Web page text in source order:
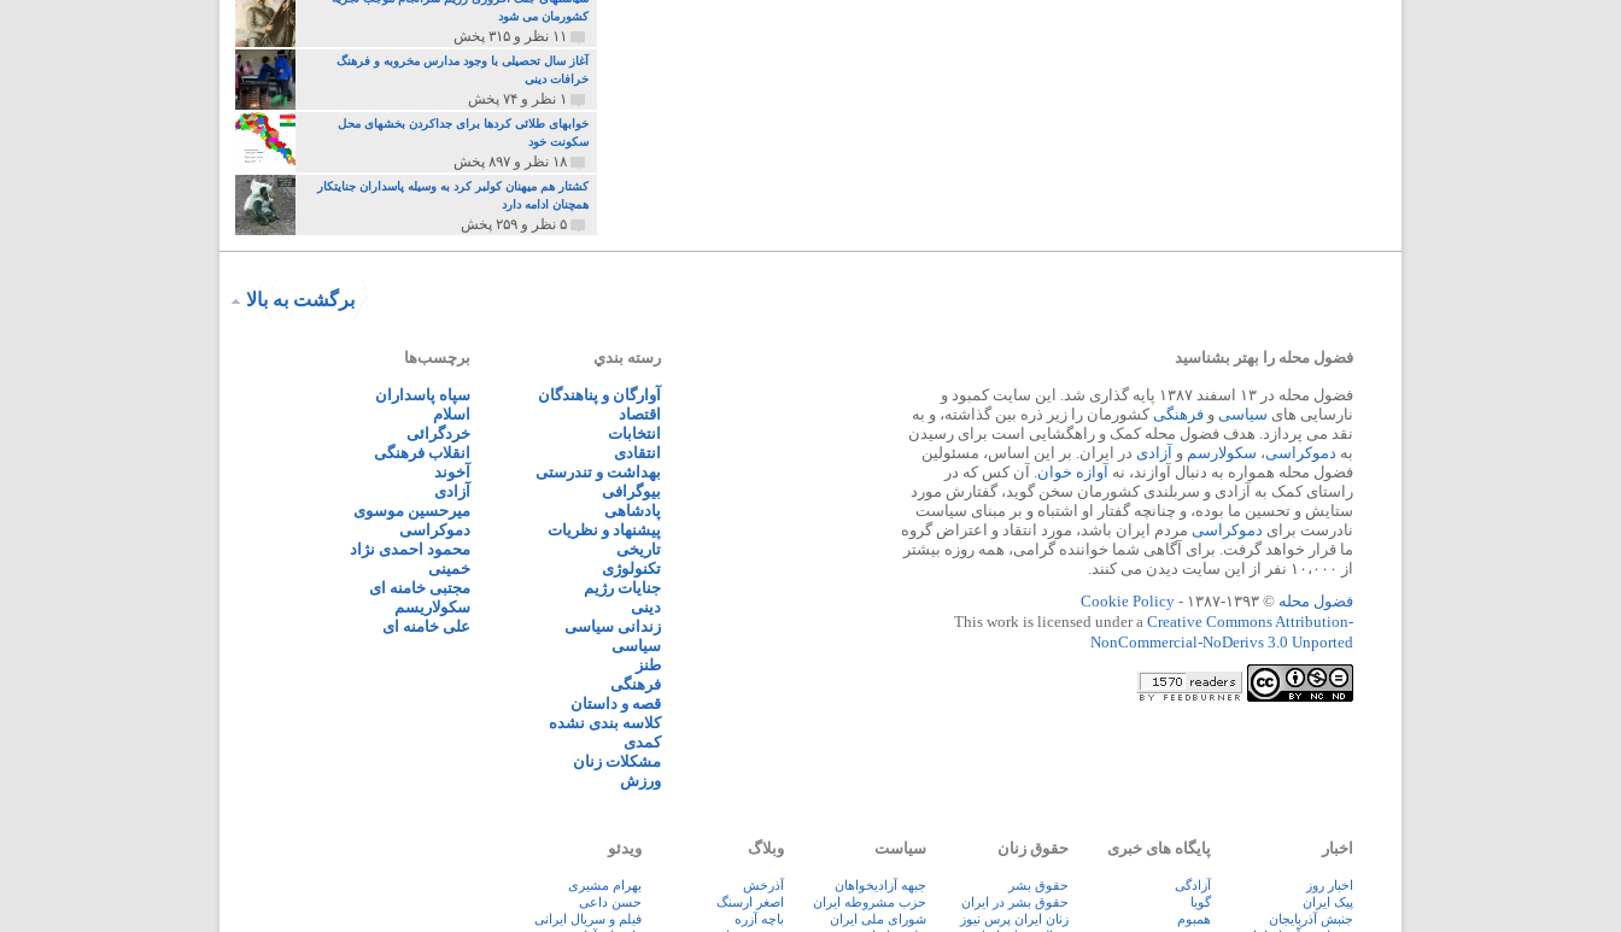
کشورمان می شود
۱۱ نظر و ۳۱۵ پخش
آغاز سال تحصیلی با وجود مدارس مخروبه و فرهنگ
خرافات دینی
۱ نظر و ۷۴ پخش
خوابهای طلائی کردها برای جداکردن بخشهای محل
سکونت خود
۱۸ نظر و ۸۹۷ پخش
کشتار هم میهنان کولبر کرد به وسیله پاسداران جنایتکار
همچنان ادامه دارد
۵ نظر و ۲۵۹ پخش
برگشت به بالا
فضول محله را بهتر بشناسید
فضول محله در ۱۳ اسفند ۱۳۸۷ پایه گذاری شد. این سایت کمبود و
نارسایی های سیاسی و فرهنگیکشورمان را زیر ذره بین گذاشته، و به
نقد می پردازد. هدف فضول محله کمک و راهگشایی است برای رسیدن
به دموکراسی، سکولارسم و آزادی در ایران. بر این اساس، مسئولین
فضول محله همواره به دنبال آوازند، نه آوازه خوان. آن کس که در
راستای کمک به آزادی و سربلندی کشورمان سخن گوید، گفتارش مورد
ستایش و تحسین ما بوده، و چنانچه گفتار او اشتباه و بر مبنای سیاست
نادرست برای دموکراسی مردم ایران باشد، مورد انتقاد و اعتراض گروه
ما قرار خواهد گرفت. برای آگاهی شما خواننده گرامی، همه روزه بیشتر
از ۱۰،۰۰۰ نفر از این سایت دیدن می کنند.
فضول محله © ۱۳۹۳-۱۳۸۷ -
Cookie Policy
This work is licensed under a Creative Commons Attribution-
NonCommercial-NoDerivs 3.0 Unported
رسته بندي
آوارگان و پناهندگان
اقتصاد
انتخابات
انتقادی
بهداشت و تندرستی
بیوگرافی
پادشاهی
پیشنهاد و نظریات
تاریخی
تکنولوژی
جنایات رژیم
دینی
زندانی سیاسی
سیاسی
طنز
فرهنگی
قصه و داستان
کلاسه بندی نشده
کمدی
مشکلات زنان
ورزش
برچسب‌ها
سپاه پاسداران
اسلام
خردگرائی
انقلاب فرهنگی
آخوند
آزادی
میرحسین موسوی
دموکراسی
محمود احمدی نژاد
خمینی
مجتبی خامنه ای
سکولاریسم
علی خامنه ای
اخبار
اخبار روز
پيک ايران
جنبش آذربایجان
پایگاه های خبری
آزادگی
گویا
همبوم
حقوق زنان
حقوق بشر
حقوق بشر در ایران
زنان ايران پرس نيوز
سیاست
جبهه آزادیخواهان
حزب مشروطه ایران
شورای ملی ایران
وبلاگ
آذرخش
اصغر ارسنگ
باچه آزره
ویدئو
بهرام مشیری
حسن داعی
فيلم و سريال ايرانی